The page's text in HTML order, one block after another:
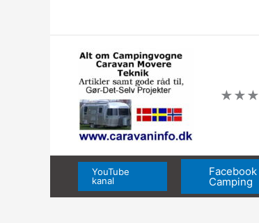
★★★
YouTube
kanal
Camping